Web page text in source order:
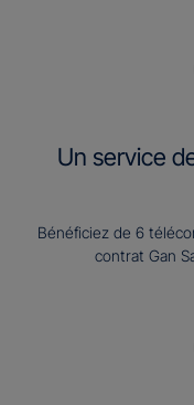
Un service
Bénéficiez de 6
contrat Gan